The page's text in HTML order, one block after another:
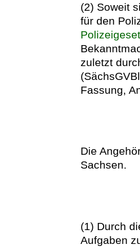
(2) Soweit
für den
zuletzt
Fassung,
Die
Sachsen.
(1) Durch
Aufgaben